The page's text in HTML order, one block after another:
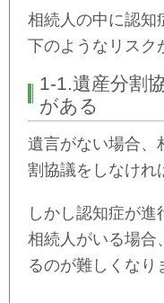
相続人の中に認知
下のようなリスク
1-1.遺産分割
がある
遺言がない場合、
割協議をしなけれ
しかし認知症が
相続人がいる場合
るのが難しくなり